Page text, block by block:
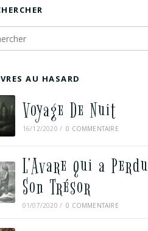
AU HASARD
Voyage De Nuit
16/12/2020 / 0 COMMENTAIRE
L’Avare qui a Perdu
Son Trésor
01/07/2020 / 0 COMMENTAIRE